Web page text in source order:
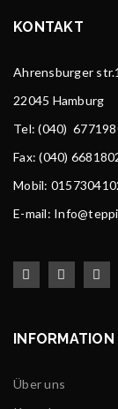
KONTAKT
Ahrensburger
22045 Hamburg
Tel: (040)
Fax: (040)
Mobil:
E-mail:
INFORMATION
Über uns